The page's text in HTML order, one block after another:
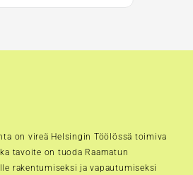
on vireä Helsingin Töölössä toimiva
tavoite on tuoda Raamatun
rakentumiseksi ja vapautumiseksi